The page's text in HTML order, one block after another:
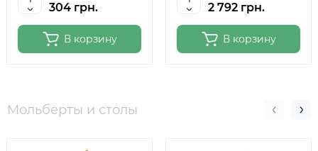
304 грн.
В корзину
2 792 грн.
В корзину
Мольберты и столы